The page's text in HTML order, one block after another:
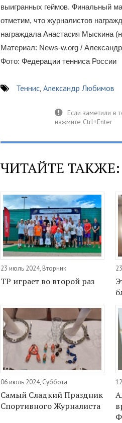
выигранных геймов. Финальный
отметим, что журналистов
награждала Анастасия Мыскина
Материал: News-w.org /
Фото: Федерации тенниса России
Теннис, Александр Любимов
ЧИТАЙТЕ ТАКЖЕ:
23 июль 2024, Вторник
ТР играет во второй раз
06 июль 2024, Суббота
Самый Сладкий Праздник
Спортивного Журналиста